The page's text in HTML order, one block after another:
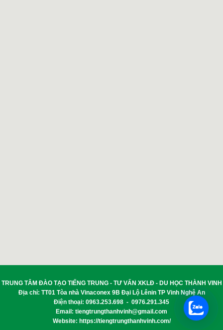
TRUNG TÂM ĐÀO TẠO TIẾNG TRUNG - TƯ VẤN XKLĐ - DU HỌC THÀNH VINH
Địa chỉ: TT01 Tòa nhà Vinaconex 9B Đại Lộ Lênin TP Vinh Nghệ An
Điện thoại: 0963.253.698 - 0976.291.345
Email: tiengtrungthanhvinh@gmail.com
Website: https://tiengtrungthanhvinh.com/